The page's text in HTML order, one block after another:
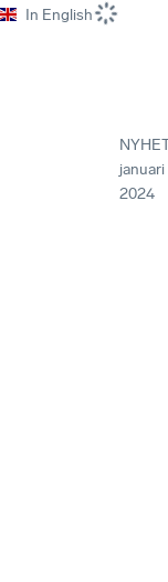
In English
januari
2024